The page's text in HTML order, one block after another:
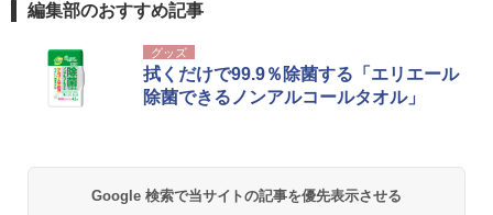
編集部のおすすめ記事
グッズ
拭くだけで99.9％除菌する「エリエール
除菌できるノンアルコールタオル」
Google 検索で当サイトの記事を優先表示させる